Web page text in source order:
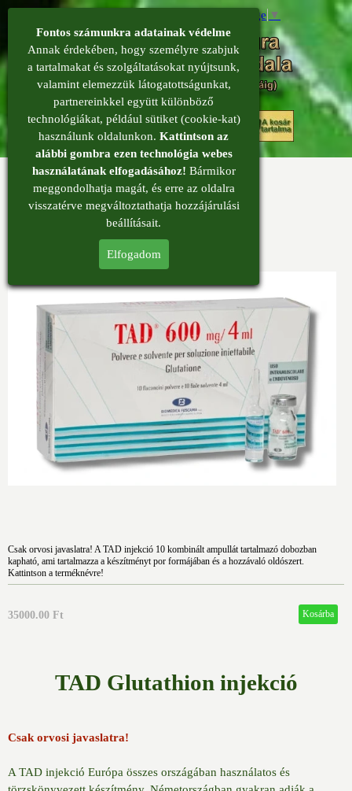
Select Language ▼
menü
Glutathion injekció - 600 mg
Glutathion
Csak orvosi javaslatra! A TAD injekció 10 kombinált ampullát tartalmazó dobozban
kapható, ami tartalmazza a készítményt por formájában és a hozzávaló oldószert.
Kattintson a terméknévre!
35000.00 Ft
TAD Glutathion injekció
Csak orvosi javaslatra!
A TAD injekció Európa összes országában használatos és
Fontos számunkra adatainak védelme
Annak érdekében, hogy személyre szabjuk
a tartalmakat és szolgáltatásokat nyújtsunk,
valamint elemezzük látogatottságunkat,
partnereinkkel együtt különböző
technológiákat, például sütiket (cookie-kat)
használunk oldalunkon. Kattintson az
alábbi gombra ezen technológia webes
használatának elfogadásához! Bármikor
meggondolhatja magát, és erre az oldalra
visszatérve megváltoztathatja hozzájárulási
beállításait.
Elfogadom